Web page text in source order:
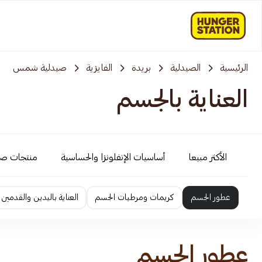
الرئيسية الصيدلية بريدة الفايزية صيدلية شمس
العناية بالجسم
الأكثر مبيعا أساسيات الإنفلونزا والحساسية منتجات
عطور الجسم كريمات ومرطبات الجسم العناية باليدين والقدمين
عطور الجسم